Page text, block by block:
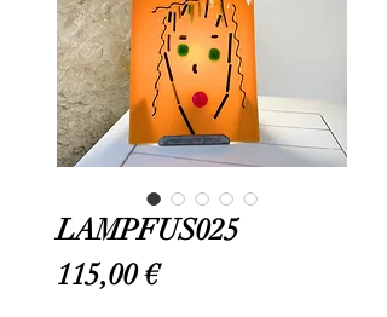
LAMPFUS025
115,00 €Prix